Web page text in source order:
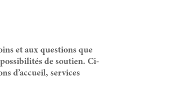
et aux questions que
de soutien. Ci-
d’accueil, services